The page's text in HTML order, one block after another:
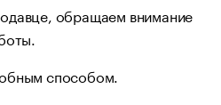
обращаем внимание
способом.